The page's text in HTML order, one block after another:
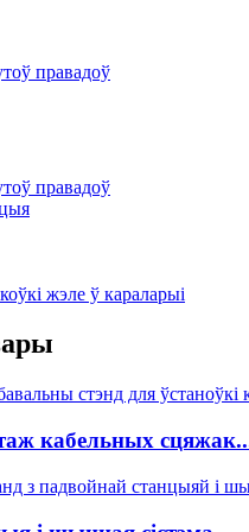
правадоў
правадоў
жэле ў караларыі
кабельных